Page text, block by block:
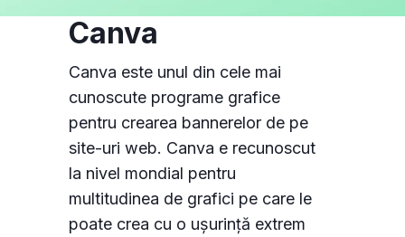
Canva
Canva este unul din cele mai
cunoscute programe grafice
pentru crearea bannerelor de pe
site-uri web. Canva e recunoscut
la nivel mondial pentru
multitudinea de grafici pe care le
poate crea cu o ușurință extrem